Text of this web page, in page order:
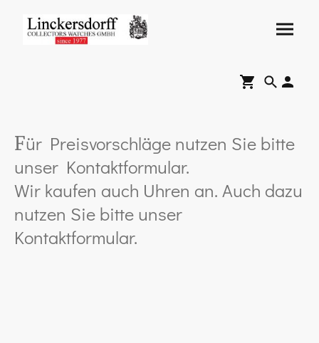
Für Preisvorschläge nutzen Sie bitte
unser Kontaktformular.
Wir kaufen auch Uhren an. Auch dazu
nutzen Sie bitte unser
Kontaktformular.